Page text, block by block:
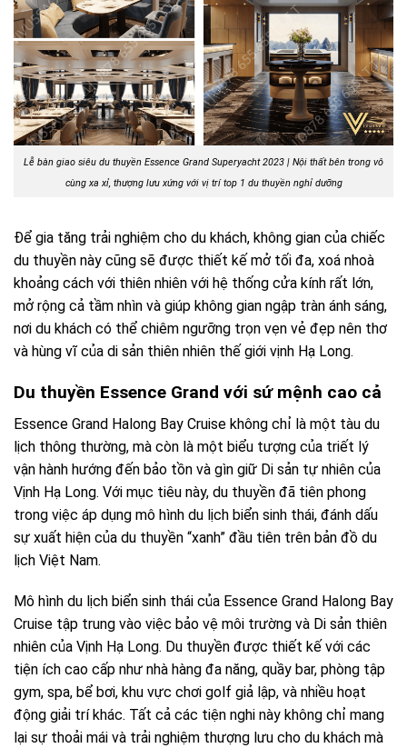
Lễ bàn giao siêu du thuyền Essence Grand Superyacht 2023 | Nội thất bên trong vô
cùng xa xỉ, thượng lưu xứng với vị trí top 1 du thuyền nghỉ dưỡng
Để gia tăng trải nghiệm cho du khách, không gian của chiếc
du thuyền này cũng sẽ được thiết kế mở tối đa, xoá nhoà
khoảng cách với thiên nhiên với hệ thống cửa kính rất lớn,
mở rộng cả tầm nhìn và giúp không gian ngập tràn ánh sáng,
nơi du khách có thể chiêm ngưỡng trọn vẹn vẻ đẹp nên thơ
và hùng vĩ của di sản thiên nhiên thế giới vịnh Hạ Long.
Du thuyền Essence Grand với sứ mệnh cao cả
Essence Grand Halong Bay Cruise không chỉ là một tàu du
lịch thông thường, mà còn là một biểu tượng của triết lý
vận hành hướng đến bảo tồn và gìn giữ Di sản tự nhiên của
Vịnh Hạ Long. Với mục tiêu này, du thuyền đã tiên phong
trong việc áp dụng mô hình du lịch biển sinh thái, đánh dấu
sự xuất hiện của du thuyền “xanh” đầu tiên trên bản đồ du
lịch Việt Nam.
Mô hình du lịch biển sinh thái của Essence Grand Halong Bay
Cruise tập trung vào việc bảo vệ môi trường và Di sản thiên
nhiên của Vịnh Hạ Long. Du thuyền được thiết kế với các
tiện ích cao cấp như nhà hàng đa năng, quầy bar, phòng tập
gym, spa, bể bơi, khu vực chơi golf giả lập, và nhiều hoạt
động giải trí khác. Tất cả các tiện nghi này không chỉ mang
lại sự thoải mái và trải nghiệm thượng lưu cho du khách mà